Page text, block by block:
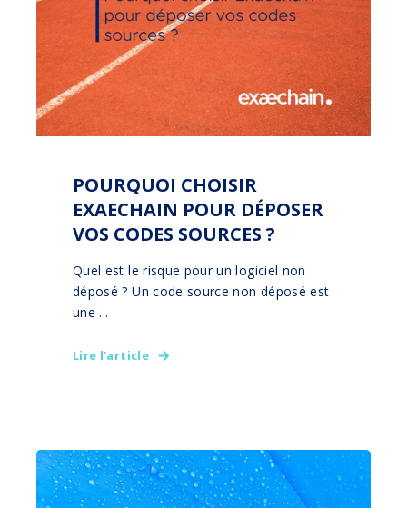
POURQUOI CHOISIR
EXAECHAIN POUR DÉPOSER
VOS CODES SOURCES ?
Quel est le risque pour un logiciel non
déposé ? Un code source non déposé est
une ...
Lire l'article